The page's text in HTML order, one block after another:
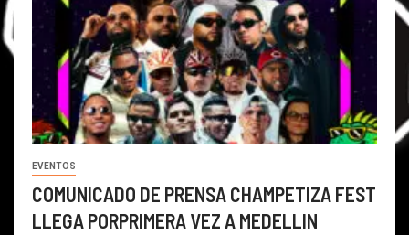
EVENTOS
COMUNICADO DE PRENSA CHAMPETIZA FEST
LLEGA PORPRIMERA VEZ A MEDELLIN